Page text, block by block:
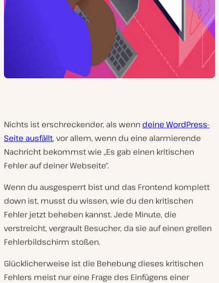
Nichts ist erschreckender, als wenn deine WordPress-
Seite ausfällt, vor allem, wenn du eine alarmierende
Nachricht bekommst wie „Es gab einen kritischen
Fehler auf deiner Webseite“.
Wenn du ausgesperrt bist und das Frontend komplett
down ist, musst du wissen, wie du den kritischen
Fehler jetzt beheben kannst. Jede Minute, die
verstreicht, vergrault Besucher, da sie auf einen grellen
Fehlerbildschirm stoßen.
Glücklicherweise ist die Behebung dieses kritischen
Fehlers meist nur eine Frage des Einfügens einer